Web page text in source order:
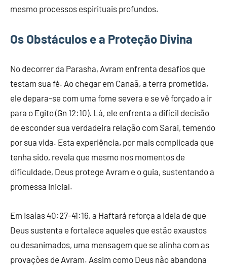
mesmo processos espirituais profundos.
Os Obstáculos e a Proteção Divina
No decorrer da Parasha, Avram enfrenta desafios que
testam sua fé. Ao chegar em Canaã, a terra prometida,
ele depara-se com uma fome severa e se vê forçado a ir
para o Egito (Gn 12:10). Lá, ele enfrenta a difícil decisão
de esconder sua verdadeira relação com Sarai, temendo
por sua vida. Esta experiência, por mais complicada que
tenha sido, revela que mesmo nos momentos de
dificuldade, Deus protege Avram e o guia, sustentando a
promessa inicial.
Em Isaías 40:27-41:16, a Haftará reforça a ideia de que
Deus sustenta e fortalece aqueles que estão exaustos
ou desanimados, uma mensagem que se alinha com as
provações de Avram. Assim como Deus não abandona